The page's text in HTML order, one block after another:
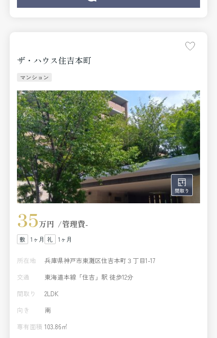
ザ・ハウス住吉本町
マンション
35万円 管理費-
1ヶ月 1ヶ月
所在地
兵庫県神戸市東灘区住吉本町３丁目1-17
交通
東海道本線「住吉」駅 徒歩12分
間取り
2LDK
向き
南
専有面積 103.86㎡